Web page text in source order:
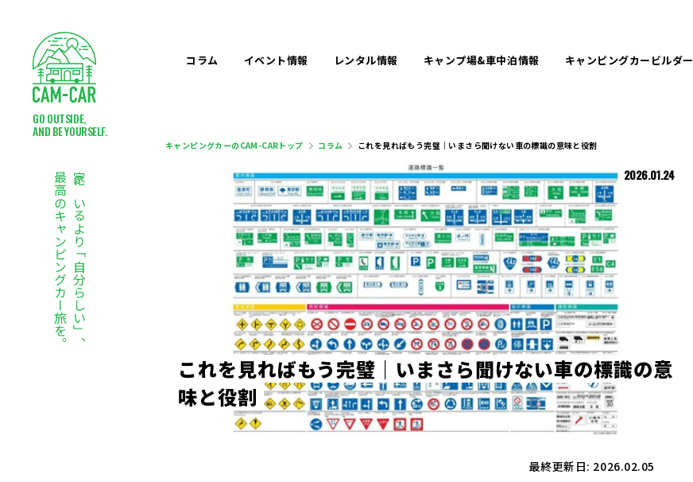
GO OUTSIDE,
AND BE YOURSELF.
家にいるより「自分らしい」、
最高のキャンピングカー旅を。
コラム イベント情報 レンタル情報 キャンプ場&車中泊情報 キャンピングカービルダー
キャンピングカーのCAM-CARトップ コラム これを見ればもう完璧｜いまさら聞けない車の標識の意味と役割
2026.01.24
これを見ればもう完璧 ｜ いま さら聞けない車の標識の意
味と役割
最終更新日: 2026.02.05